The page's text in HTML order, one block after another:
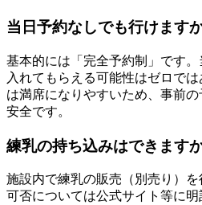
当日予約なしでも行けます
基本的には「完全予約制」です
入れてもらえる可能性はゼロで
は満席になりやすいため、事前
安全です。
練乳の持ち込みはできます
施設内で練乳の販売（別売り）
可否については公式サイト等に